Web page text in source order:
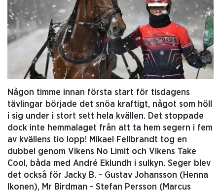
Någon timme innan första start för tisdagens
tävlingar började det snöa kraftigt, något som höll
i sig under i stort sett hela kvällen. Det stoppade
dock inte hemmalaget från att ta hem segern i fem
av kvällens tio lopp! Mikael Fellbrandt tog en
dubbel genom Vikens No Limit och Vikens Take
Cool, båda med André Eklundh i sulkyn. Seger blev
det också för Jacky B. - Gustav Johansson (Henna
Ikonen), Mr Birdman - Stefan Persson (Marcus